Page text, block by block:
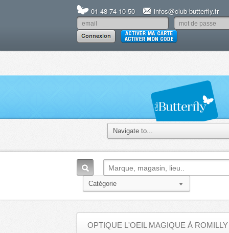
01 48 74 10 50 infos@club-butterfly.fr
OPTIQUE L'OEIL MAGIQUE À